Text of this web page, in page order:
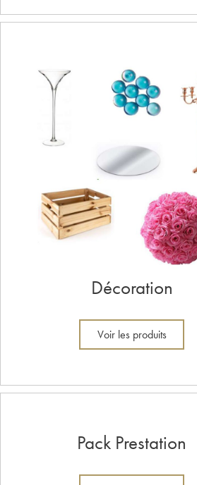
Décoration
Voir les produits
Pack Prestation